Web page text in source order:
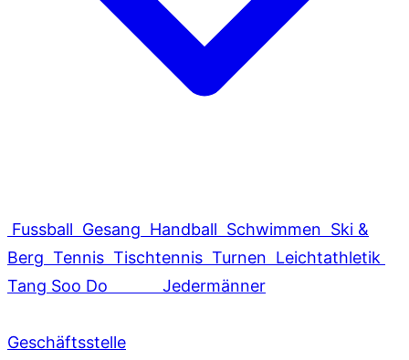
Fussball Gesang Handball Schwimmen Ski &
Berg Tennis Tischtennis Turnen Leichtathletik
Tang Soo Do
Jedermänner
Geschäftsstelle